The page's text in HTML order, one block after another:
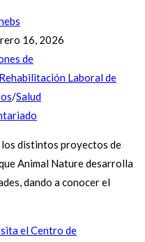
16, 2026
de
Laboral de
/Salud
distintos proyectos de
Animal Nature desarrolla
dando a conocer el
el Centro de